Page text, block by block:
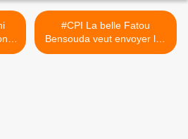
#CPI La belle Fatou
Bensouda veut envoyer les
vilains Duterte et Maduro